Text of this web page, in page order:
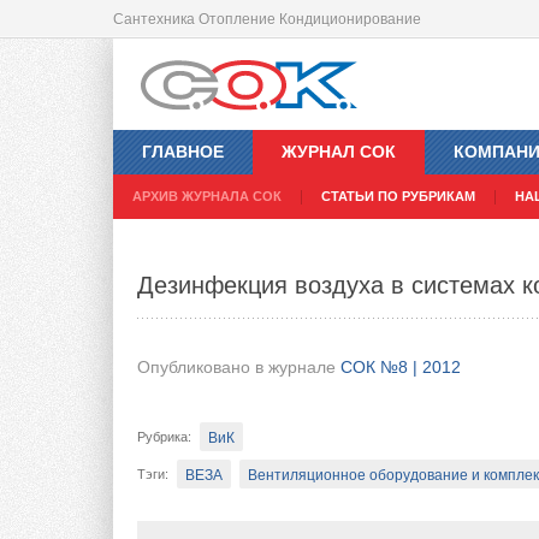
Сантехника Отопление Кондиционирование
ГЛАВНОЕ ЖУРНАЛ СОК
АРХИВ ЖУРНАЛА СОК СТАТЬИ ПО РУБРИКАМ
Дезинфекция воздуха в системах
Опубликовано в журнале СОК №8 | 2012
Рубрика: ВиК
Тэги: ВЕЗА Вентиляционное оборудование и
Испытания радиаторов пробным
Опубликовано в журнале СОК №8 | 2012
Тэги: Радиаторы, конвекторы
Качество отопительных приборов
контроле ...